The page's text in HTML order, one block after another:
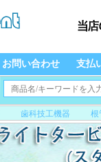
お問い合わせ 支払
歯科技工機器 根